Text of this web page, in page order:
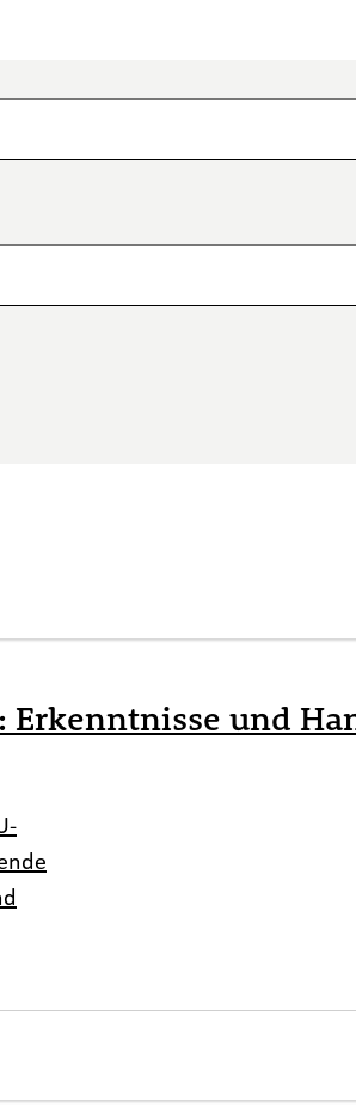
Erkenntnisse und